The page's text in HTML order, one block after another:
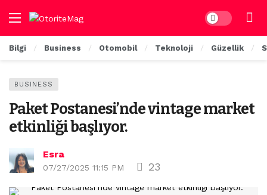
Dark mode
Bilgi Business Otomobil Teknoloji Güzellik
BUSINESS
Paket Postanesi’nde vintage market
etkinliği başlıyor.
Esra
07/27/2025 11:15 PM 23